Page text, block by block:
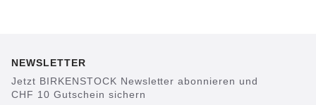
NEWSLETTER
Jetzt BIRKENSTOCK Newsletter abonnieren und
CHF 10 Gutschein sichern